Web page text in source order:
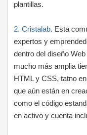
plantillas.
2. Cristalab. Esta
expertos y
dentro del diseño
mucho más amplia
HTML y CSS, tatno
que aún están en
como el código
en activo y cuenta